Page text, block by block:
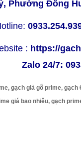
Phường Đông
: https://
Zalo 24/7:
gạch giả gỗ prime,
giá bao nhiêu, gạch